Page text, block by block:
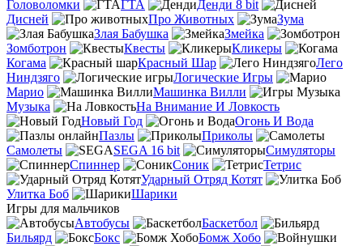
Головоломки
ГТА
Денди 8 bit
Дисней
Про Животных
Зума
Злая Бабушка
Змейка
Зомботрон
Квесты
Кликеры
Когама
Красный Шар
Лего
Ниндзяго
Логические Игры
Марио
Машинка Вилли
Музыка
На Внимание И Ловкость
Новый Год
Огонь И Вода
Пазлы
Приколы
Самолеты
SEGA 16 bit
Симуляторы
Спиннер
Соник
Тетрис
Ударный Отряд Котят
Улитка Боб
Шарики
Игры для мальчиков
Автобусы
Баскетбол
Бильярд
Бокс
Бомж Хобо